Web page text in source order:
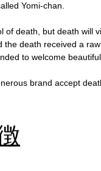
Yomi-chan.
of death, but death will
death received a raw
to welcome
brand accept